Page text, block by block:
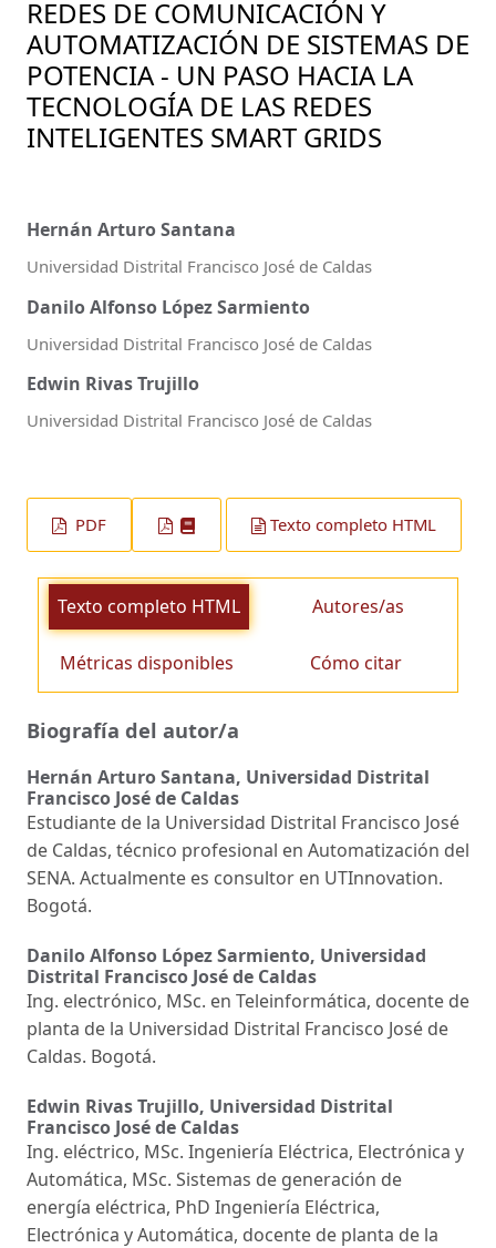
REDES DE COMUNICACIÓN Y
AUTOMATIZACIÓN DE SISTEMAS DE
POTENCIA - UN PASO HACIA LA
TECNOLOGÍA DE LAS REDES
INTELIGENTES SMART GRIDS
Hernán Arturo Santana
Universidad Distrital Francisco José de Caldas
Danilo Alfonso López Sarmiento
Universidad Distrital Francisco José de Caldas
Edwin Rivas Trujillo
Universidad Distrital Francisco José de Caldas
PDF Texto completo HTML
Texto completo HTML Autores/as
Métricas disponibles Cómo citar
Biografía del autor/a
Hernán Arturo Santana, Universidad Distrital
Francisco José de Caldas
Estudiante de la Universidad Distrital Francisco José
de Caldas, técnico profesional en Automatización del
SENA. Actualmente es consultor en UTInnovation.
Bogotá.
Danilo Alfonso López Sarmiento, Universidad
Distrital Francisco José de Caldas
Ing. electrónico, MSc. en Teleinformática, docente de
planta de la Universidad Distrital Francisco José de
Caldas. Bogotá.
Edwin Rivas Trujillo, Universidad Distrital
Francisco José de Caldas
Ing. eléctrico, MSc. Ingeniería Eléctrica, Electrónica y
Automática, MSc. Sistemas de generación de
energía eléctrica, PhD Ingeniería Eléctrica,
Electrónica y Automática, docente de planta de la